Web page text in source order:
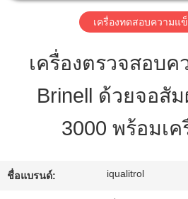
โรงงาน
การ
ควบคุม
คุณภาพ
แผนผัง
เครื่องทดสอบความแ
เครื่องตรวจสอบ
Brinell ด้วยจอสั
3000 พร้อมเ
ชื่อแบรนด์: iqualitrol